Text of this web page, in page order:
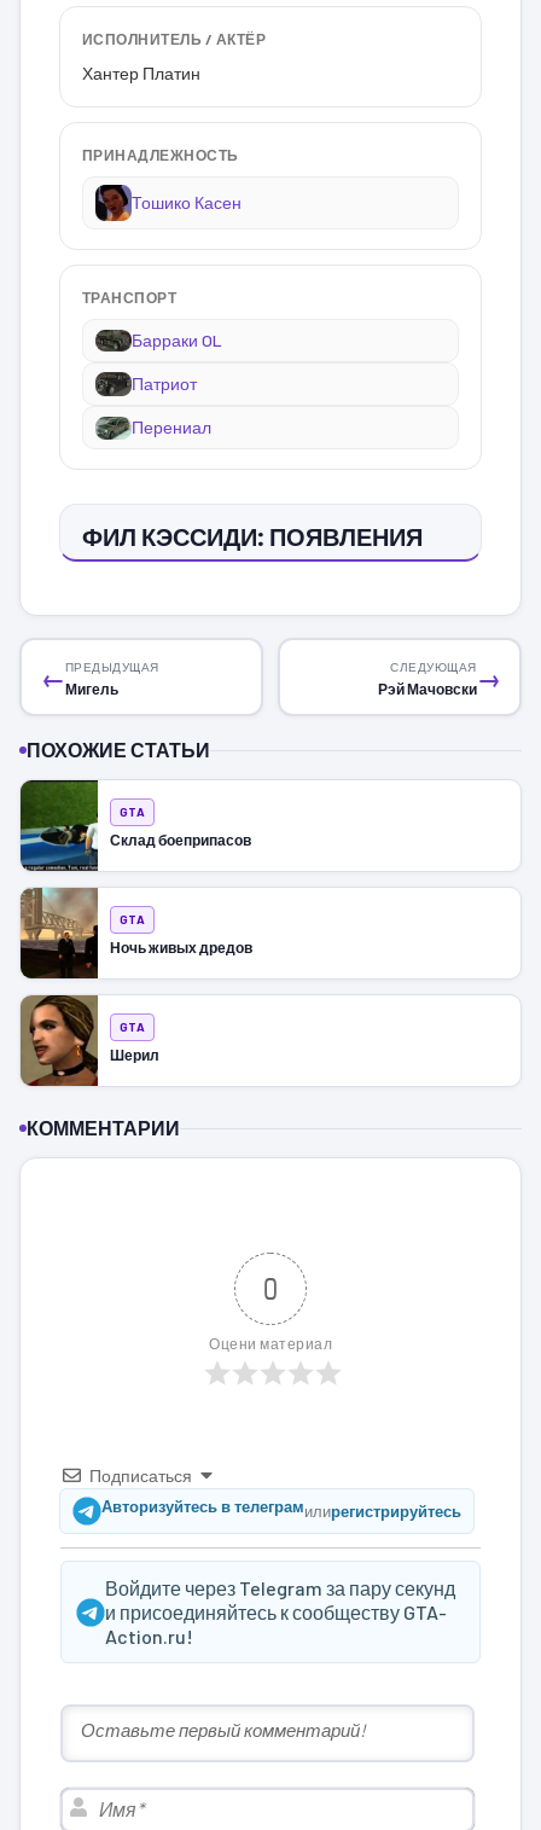
ИСПОЛНИТЕЛЬ / АКТЁР
Хантер Платин
ПРИНАДЛЕЖНОСТЬ
Тошико Касен
ТРАНСПОРТ
Барраки OL
Патриот
Перениал
ФИЛ КЭССИДИ: ПОЯВЛЕНИЯ
←ПРЕДЫДУЩАЯ
Мигель →
СЛЕДУЮЩАЯ
Рэй Мачовски
ПОХОЖИЕ СТАТЬИ
GTA
Склад боеприпасов
GTA
Ночь живых дредов
GTA
Шерил
КОММЕНТАРИИ
0
Оцени материал
Подписаться
Авторизуйтесь в телеграмилирегистрируйтесь
Войдите через Telegram за пару секунд
и присоединяйтесь к сообществу GTA-
Action.ru!
Имя*